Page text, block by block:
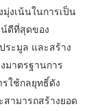
งเน้นในการเป็น
ดีที่สุดของ
ระมูล และสร้าง
มาตรฐานการ
ใช้กลยุทธิ์ดัง
ามารถสร้างยอด